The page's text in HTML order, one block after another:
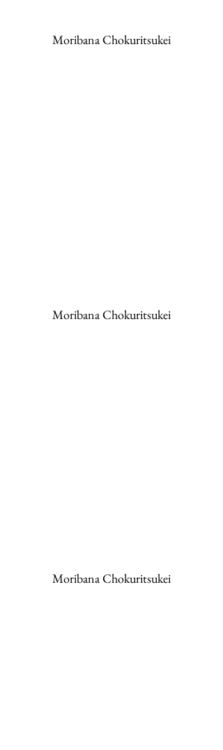
Moribana Chokuritsukei
Moribana Chokuritsukei
Moribana Chokuritsukei